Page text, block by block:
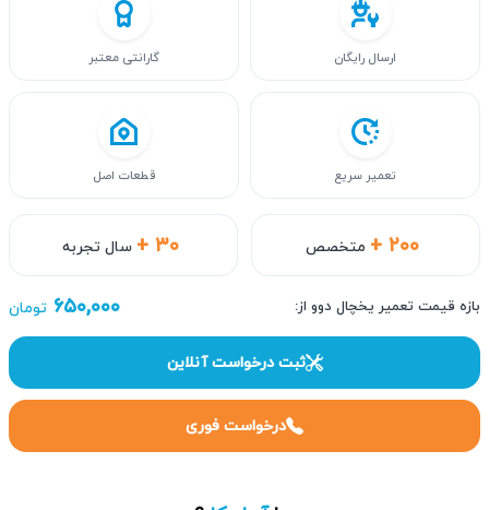
+ ۲۰۰ متخصص + ۳۰ سال تجربه
ارسال رایگان گارانتی معتبر
تعمیر سریع قطعات اصل
بازه قیمت تعمیر یخچال دوو از: ۶۵۰,۰۰۰ تومان
ثبت درخواست آنلاین
درخواست فوری